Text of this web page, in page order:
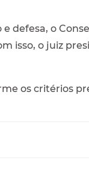
defesa, o
isso, o juiz
os critérios